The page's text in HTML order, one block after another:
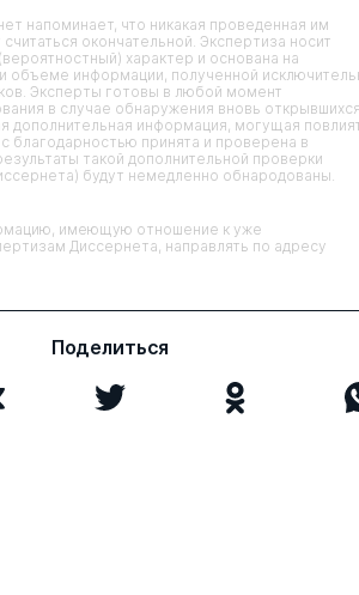
напоминает, что никакая проведенная им
окончательной. Экспертиза носит
характер и основана на
объеме информации, полученной
Эксперты готовы в любой момент
в случае обнаружения вновь
дополнительная информация, могущая
благодарностью принята и проверена в
такой дополнительной проверки
будут немедленно обнародованы.
имеющую отношение к уже
Диссернета, направлять по адресу
Поделиться